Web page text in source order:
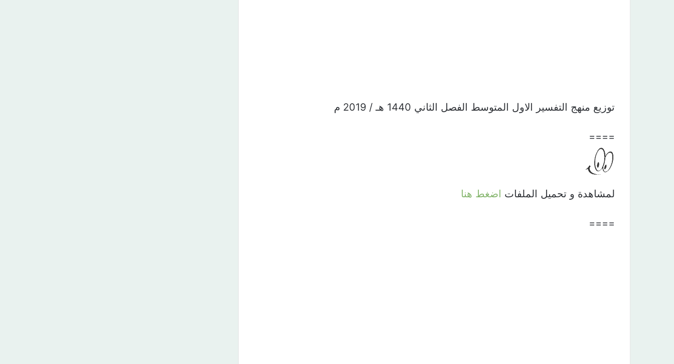
توزيع منهج التفسير الاول المتوسط الفصل الثاني 1440 هـ / 2019 م
====
لمشاهدة و تحميل الملفات اضغط هنا
====